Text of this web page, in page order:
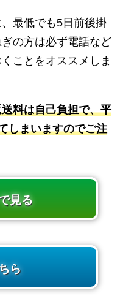
最低でも5日前後掛
の方は必ず電話など
ことをオススメしま
料は自己負担で、平
しまいますのでご注
見る
ら